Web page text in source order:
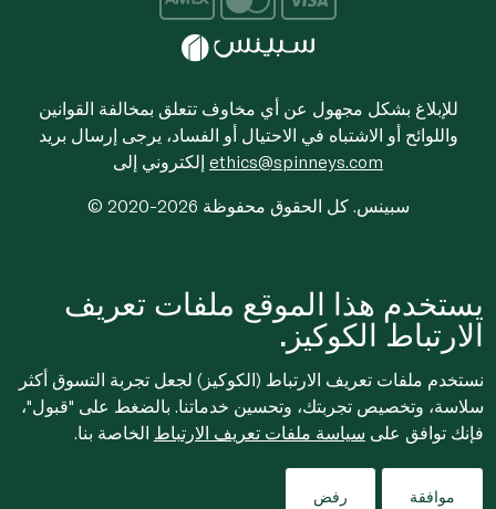
للإبلاغ بشكل مجهول عن أي مخاوف تتعلق بمخالفة القوانين
واللوائح أو الاشتباه في الاحتيال أو الفساد، يرجى إرسال بريد
ethics@spinneys.com
© 2020-2026 سبينس. كل الحقوق محفوظة
يستخدم هذا الموقع ملفات تعريف
الارتباط الكوكيز.
نستخدم ملفات تعريف الارتباط (الكوكيز) لجعل تجربة التسوق أكثر
سلاسة، وتخصيص تجربتك، وتحسين خدماتنا. بالضغط على "قبول"،
فإنك توافق على سياسة ملفات تعريف الارتباط الخاصة بنا.
موافقة رفض